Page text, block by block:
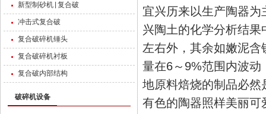
新型制砂机|复合破
冲击式复合破
复合破碎机锤头
复合破碎机衬板
复合破内部结构
破碎机设备
宜兴历来以生产陶器
兴陶土的化学分析结
左右外，其余如嫩泥
量在6～9%范围内波
地原料焙烧的制品必
有色的陶器照样美丽